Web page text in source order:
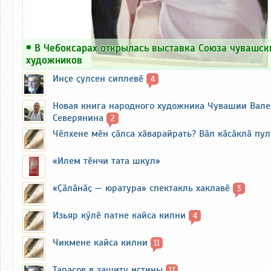
￭ В Чебоксарах открылась выставка Союза
художников
Инҫе ҫулсен сиплевӗ 4
Новая книга народного художника Чувашии
Северянина
2
Чӗлхене мӗн ҫӑлса хӑварайрать? Вӑл кӑсӑклӑ
«Илем тӗнчи тата шкул»
«Ҫӑлӑнӑҫ — юратура» спектакль хаклавӗ 3
Изьяр кӳлӗ патне кайса килни 4
Чикмене кайса килни 11